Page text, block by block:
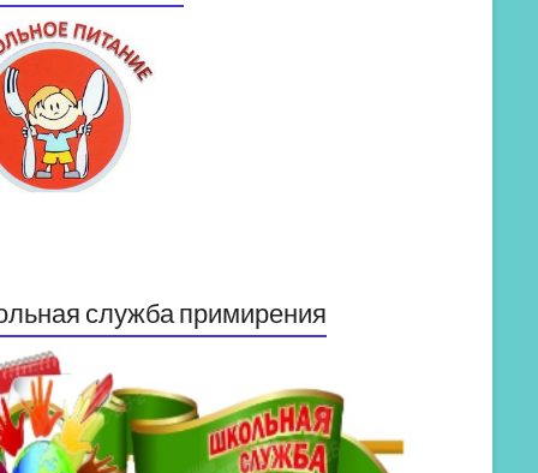
служба примирения